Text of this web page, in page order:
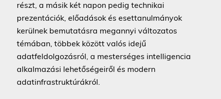
részt, a másik két napon pedig technikai
prezentációk, előadások és esettanulmányok
kerülnek bemutatásra megannyi változatos
témában, többek között valós idejű
adatfeldolgozásról, a mesterséges intelligencia
alkalmazási lehetőségeiről és modern
adatinfrastruktúrákról.